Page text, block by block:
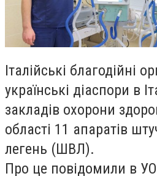
Італійські благодійні
українські діаспори в
закладів охорони
області 11 апаратів
легень (ШВЛ).
Про це повідомили в